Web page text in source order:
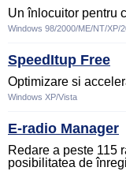
Un înlocuitor pentru
Windows 98/2000/ME/NT/XP/
SpeedItup Free
Optimizare si
Windows XP/Vista
E-radio Manager
Redare a peste 115
posibilitatea de